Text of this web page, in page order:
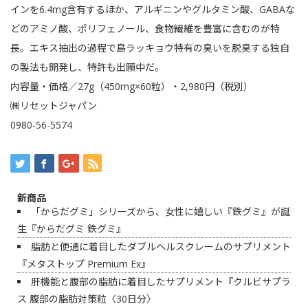
インを6.4mg含有するほか、アルギニンやグルタミン酸、GABAな
どのアミノ酸、ポリフェノール、食物繊維を豊富に含むのが特
長。エキス抽出の過程で島ラッキョウ特有の臭いを脱臭する独自
の製法も開発し、特許も出願中だ。
内容量・価格／27g（450mg×60粒）・2,980円（税別）
㈱リセットジャパン
0980-56-5574
新商品
「からだグミ」シリーズから、女性に嬉しい『鉄グミ』が誕
生『からだグミ 鉄グミ』
脂肪と便通に着目したダブルヘルスクレームのサプリメント
『メタストップ Premium Ex』
肝機能と腹部の脂肪に着目したサプリメント『クルビサプラ
ス 腹部の脂肪対策粒〈30日分〉